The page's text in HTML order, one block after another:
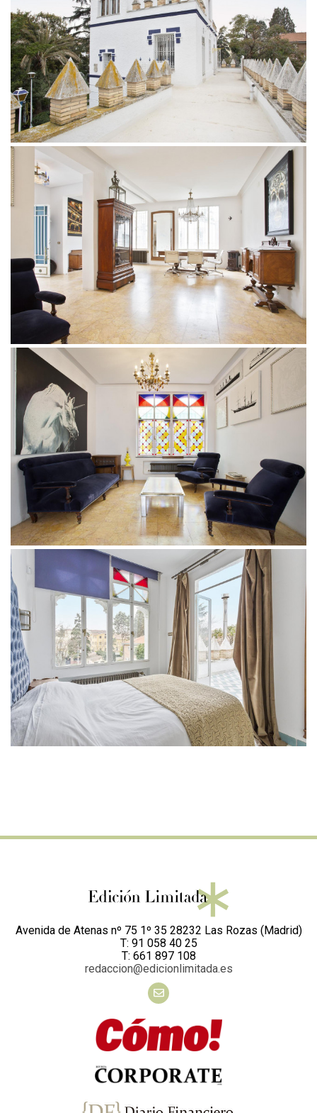
Avenida de Atenas nº 75 1º 35 28232 Las Rozas (Madrid)
T: 91 058 40 25
T: 661 897 108
redaccion@edicionlimitada.es